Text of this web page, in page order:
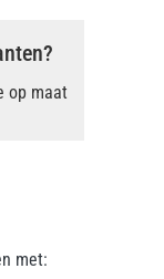
op maat
met: